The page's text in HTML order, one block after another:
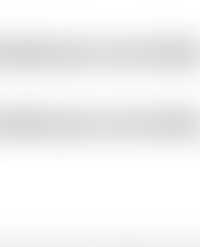
pour ses clients.
pour ses clients.